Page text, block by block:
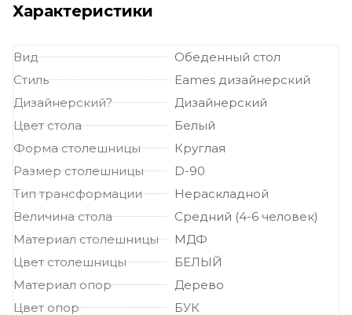
Характеристики
Вид
Обеденный стол
Стиль
Eames дизайнерский
Дизайнерский?
Дизайнерский
Цвет стола
Белый
Форма столешницы
Круглая
Размер столешницы
D-90
Тип трансформации
Нераскладной
Величина стола
Средний (4-6 человек)
Материал столешницы
МДФ
Цвет столешницы
БЕЛЫЙ
Материал опор
Дерево
Цвет опор
БУК